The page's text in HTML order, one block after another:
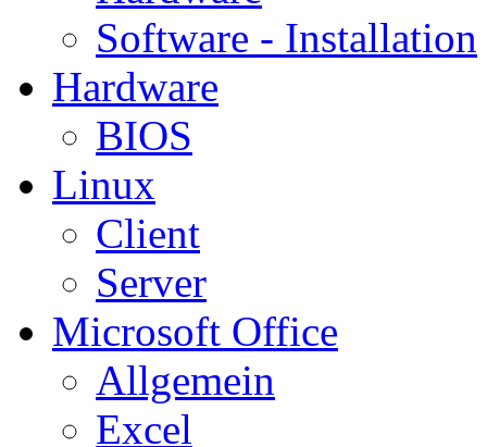
Software - Installation
Hardware
BIOS
Linux
Client
Server
Microsoft Office
Allgemein
Excel